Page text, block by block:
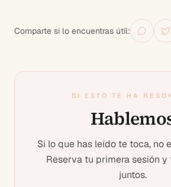
Comparte si lo encuentras útil:
SI ESTO TE HA
Si lo que has leído te toca, no
Reserva tu primera sesión
juntos.